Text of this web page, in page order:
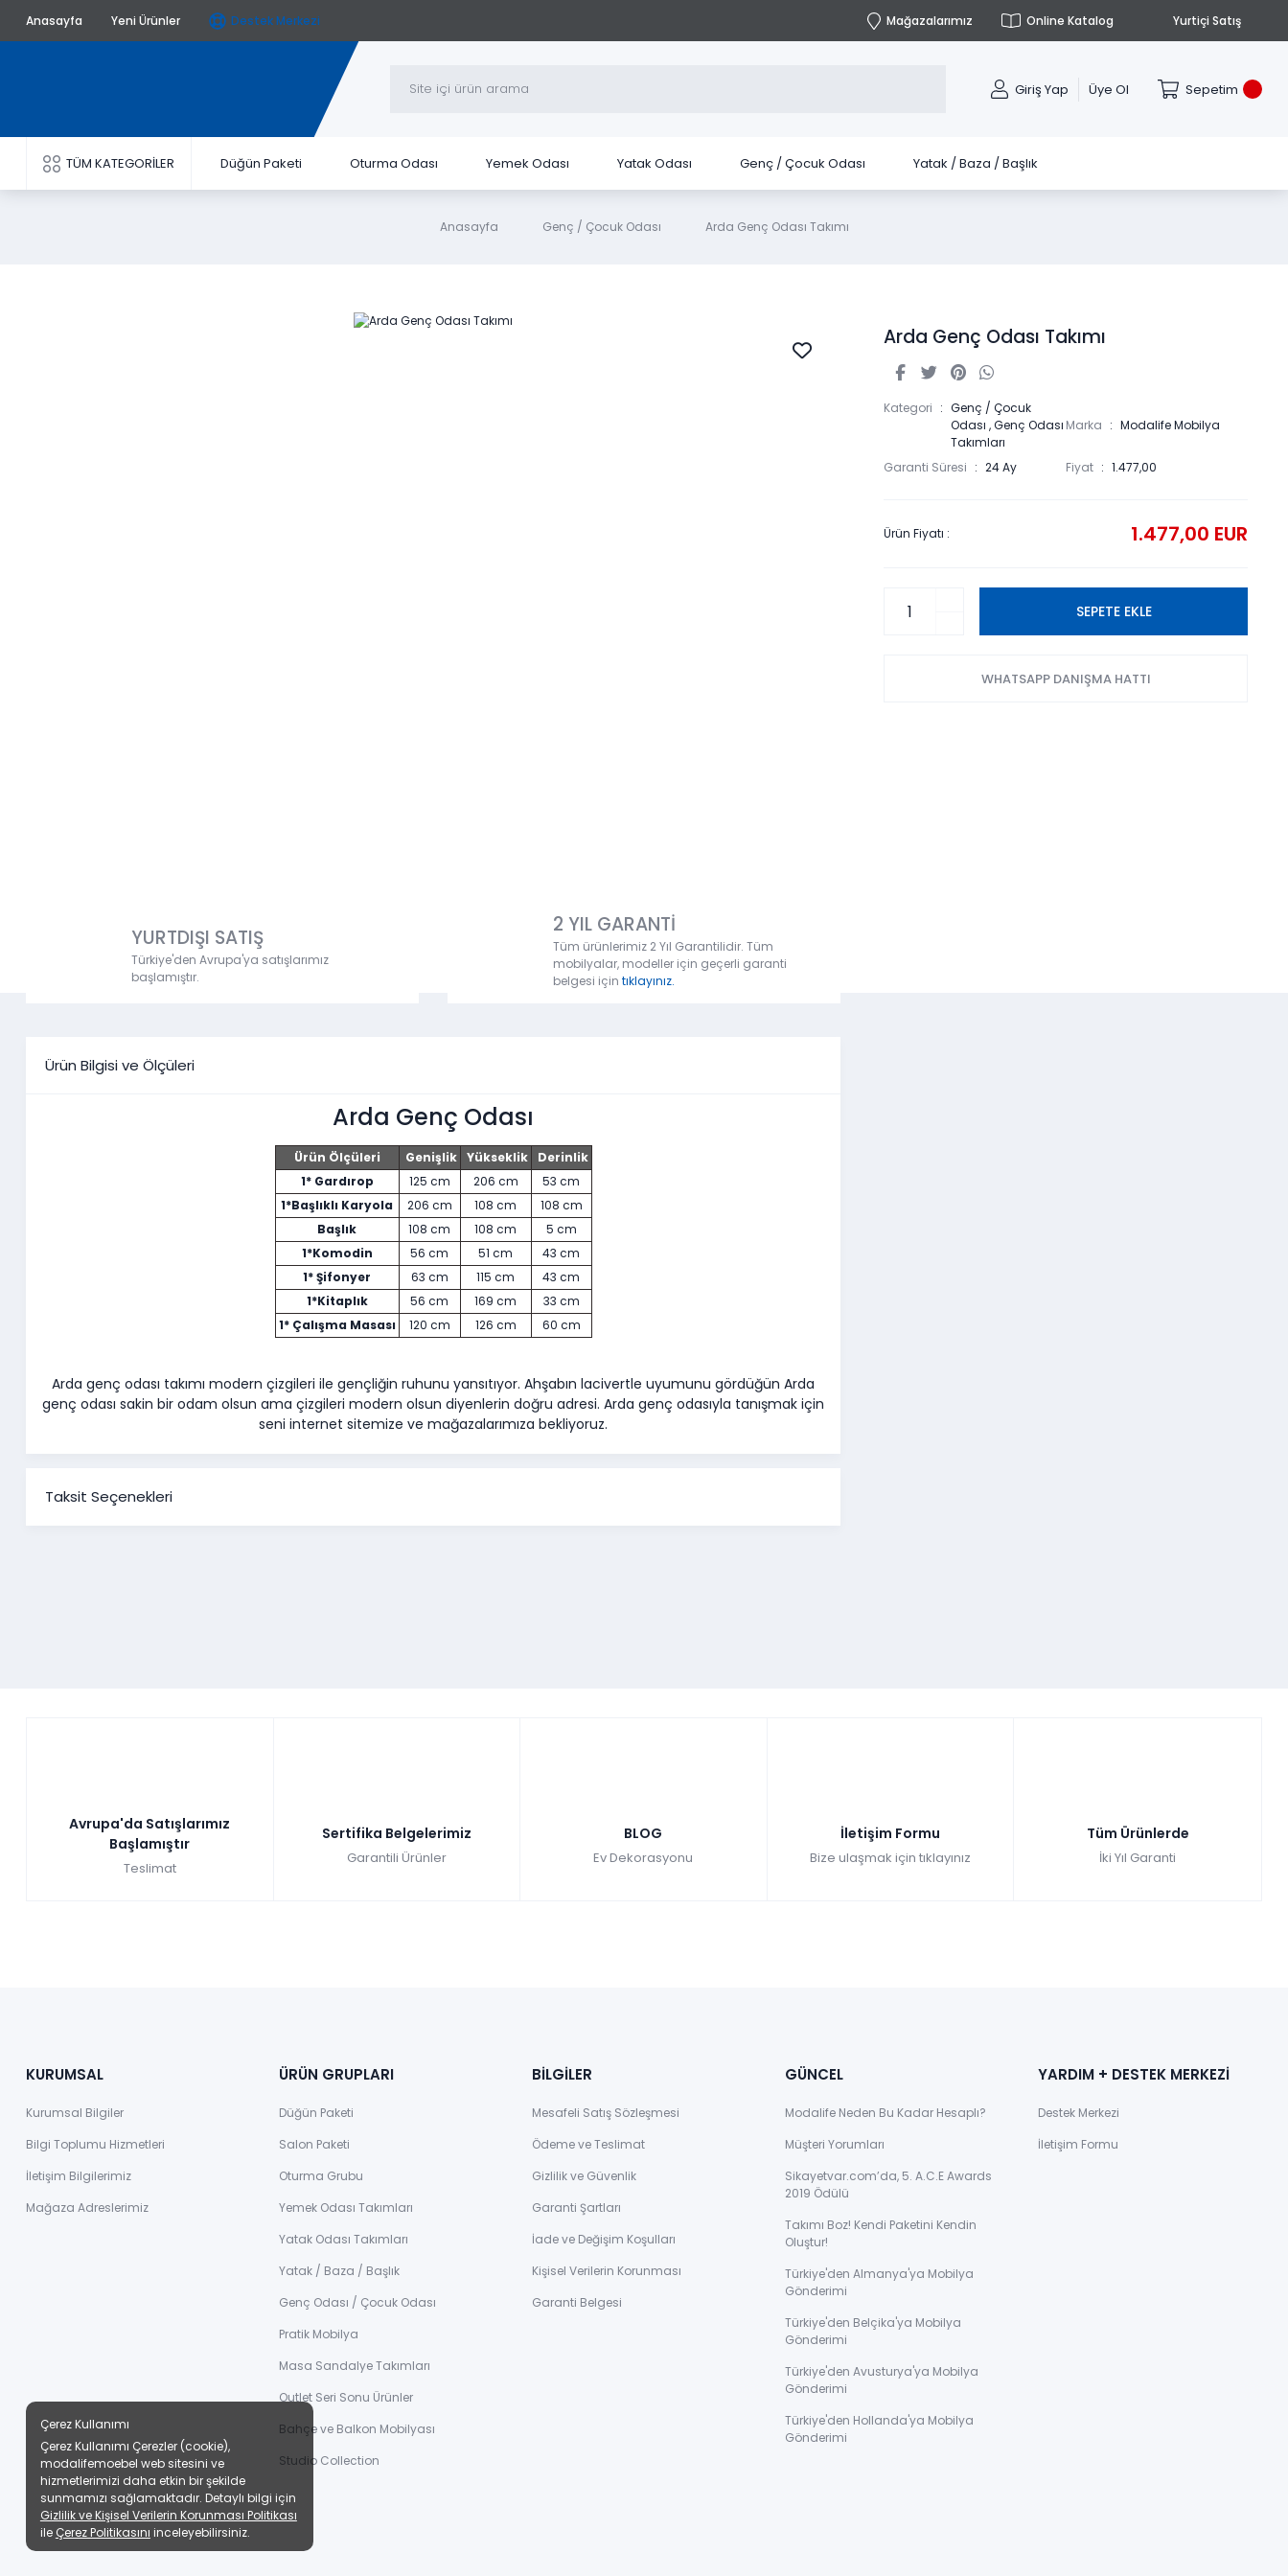
Anasayfa Yeni Ürünler Destek Merkezi Mağazalarımız Online Katalog Yurtiçi Satış
Giriş Yap Üye Ol Sepetim
TÜM KATEGORİLER Düğün Paketi Oturma Odası Yemek Odası Yatak Odası Genç / Çocuk Odası Yatak / Baza / Başlık
Anasayfa Genç / Çocuk Odası Arda Genç Odası Takımı
YURTDIŞI SATIŞ
Türkiye'den Avrupa'ya satışlarımız
başlamıştır.
2 YIL GARANTİ
Tüm ürünlerimiz 2 Yıl Garantilidir. Tüm
mobilyalar, modeller için geçerli garanti
belgesi için tıklayınız.
Ürün Bilgisi ve Ölçüleri
Arda Genç Odası
Ürün Ölçüleri Genişlik Yükseklik
Derinlik
1* Gardırop
125 cm 206 cm
53 cm
1*Başlıklı Karyola
206 cm 108 cm 108 cm
Başlık
108 cm 108 cm 5 cm
1*Komodin
56 cm 51 cm 43 cm
1* Şifonyer
63 cm 115 cm
43 cm
1*Kitaplık
56 cm 169 cm
33 cm
1* Çalışma Masası
120 cm 126 cm 60 cm
Arda genç odası takımı modern çizgileri ile gençliğin ruhunu yansıtıyor. Ahşabın lacivertle uyumunu gördüğün Arda
genç odası sakin bir odam olsun ama çizgileri modern olsun diyenlerin doğru adresi. Arda genç odasıyla tanışmak için
seni internet sitemize ve mağazalarımıza bekliyoruz.
Taksit Seçenekleri
Arda Genç Odası Takımı
Kategori
Genç / Çocuk
Odası ,Genç Odası
Takımları
Marka Modalife Mobilya
Garanti Süresi 24 Ay Fiyat 1.477,00
Ürün Fiyatı : 1.477,00 EUR
SEPETE EKLE
WHATSAPP DANIŞMA HATTI
Avrupa'da Satışlarımız
Başlamıştır
Teslimat
Sertifika Belgelerimiz
Garantili Ürünler
BLOG
Ev Dekorasyonu
İletişim Formu
Bize ulaşmak için tıklayınız
Tüm Ürünlerde
İki Yıl Garanti
KURUMSAL
Kurumsal Bilgiler
Bilgi Toplumu Hizmetleri
İletişim Bilgilerimiz
Mağaza Adreslerimiz
ÜRÜN GRUPLARI
Düğün Paketi
Salon Paketi
Oturma Grubu
Yemek Odası Takımları
Yatak Odası Takımları
Yatak / Baza / Başlık
Genç Odası / Çocuk Odası
Pratik Mobilya
Masa Sandalye Takımları
Outlet Seri Sonu Ürünler
Bahçe ve Balkon Mobilyası
Studio Collection
BİLGİLER
Mesafeli Satış Sözleşmesi
Ödeme ve Teslimat
Gizlilik ve Güvenlik
Garanti Şartları
İade ve Değişim Koşulları
Kişisel Verilerin Korunması
Garanti Belgesi
GÜNCEL
Modalife Neden Bu Kadar Hesaplı?
Müşteri Yorumları
Sikayetvar.com’da, 5. A.C.E Awards
2019 Ödülü
Takımı Boz! Kendi Paketini Kendin
Oluştur!
Türkiye'den Almanya'ya Mobilya
Gönderimi
Türkiye'den Belçika'ya Mobilya
Gönderimi
Türkiye'den Avusturya'ya Mobilya
Gönderimi
Türkiye'den Hollanda'ya Mobilya
Gönderimi
YARDIM + DESTEK MERKEZİ
Destek Merkezi
İletişim Formu
Çerez Kullanımı
Çerez Kullanımı Çerezler (cookie),
modalifemoebel web sitesini ve
hizmetlerimizi daha etkin bir şekilde
sunmamızı sağlamaktadır. Detaylı bilgi için
Gizlilik ve Kişisel Verilerin Korunması Politikası
ile Çerez Politikasını inceleyebilirsiniz.